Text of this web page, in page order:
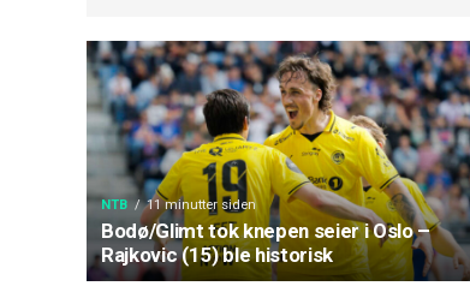
NTB 11 minutter siden
Bodø/Glimt tok knepen seier i Oslo –
Rajkovic (15) ble historisk